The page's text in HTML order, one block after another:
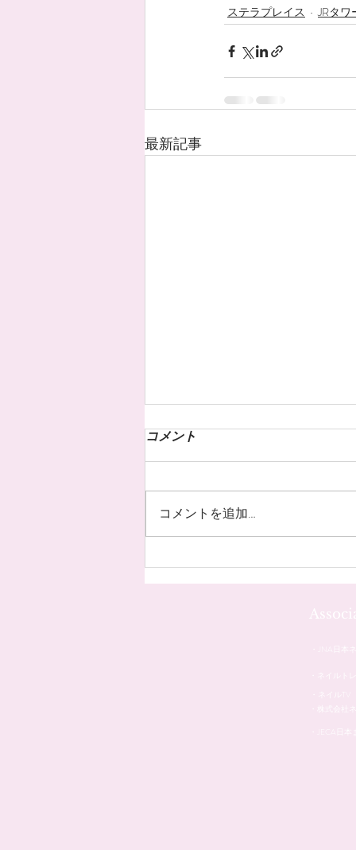
ステラプレイス JRタワ
最新記事
お客様のネイル☆˚✧*
コメント
コメントを追加…
・JNA日本
・株式会社
・JECA日